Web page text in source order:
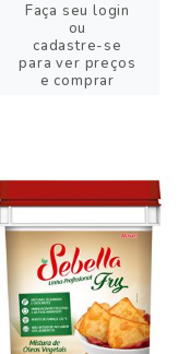
Faça seu login
ou
cadastre-se
para ver preços
e comprar